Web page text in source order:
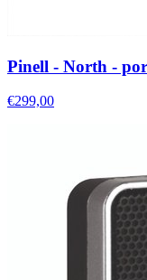
Pinell - North -
€299,00